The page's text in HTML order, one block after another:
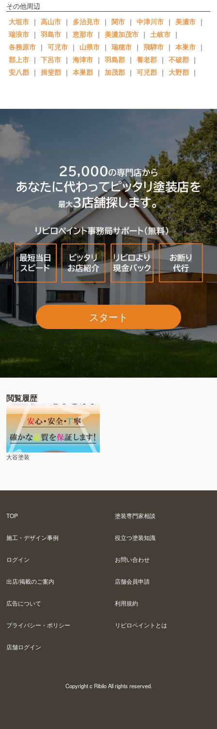
その他周辺
大垣市 ｜ 高山市 ｜ 多治見市 ｜ 関市 ｜ 中津川市 ｜ 美濃市 ｜
瑞浪市 ｜ 羽島市 ｜ 恵那市 ｜ 美濃加茂市 ｜ 土岐市 ｜
各務原市 ｜ 可児市 ｜ 山県市 ｜ 瑞穂市 ｜ 飛騨市 ｜ 本巣市 ｜
郡上市 ｜ 下呂市 ｜ 海津市 ｜ 羽島郡 ｜ 養老郡 ｜ 不破郡 ｜
安八郡 ｜ 揖斐郡 ｜ 本巣郡 ｜ 加茂郡 ｜ 可児郡 ｜ 大野郡 ｜
スタート
閲覧履歴
大谷塗装
TOP 塗装専門家相談
施工・デザイン事例 役立つ塗装知識
ログイン お問い合わせ
出店/掲載のご案内 店舗会員申請
広告について 利用規約
プライバシー・ポリシー リビロペイントとは
店舗ログイン
Copyright c Ribilo All rights reserved.